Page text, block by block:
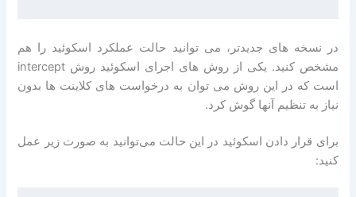
در نسخه های جدیدتر، می توانید حالت عملکرد اسکوئید را هم
مشخص کنید. یکی از روش های اجرای اسکوئید روش intercept
است که در این روش می توان به درخواست های کلاینت ها بدون
نیاز به تنظیم آنها گوش کرد.
برای قرار دادن اسکوئید در این حالت می‌توانید به صورت زیر عمل
کنید: